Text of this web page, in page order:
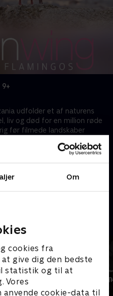
Om
cookies fra
give dig den bedste
statistik og til at
Vores
cookie-data til
9+
udfolder et af naturens
liv og død for en million røde
før filmede landskaber
historie, der